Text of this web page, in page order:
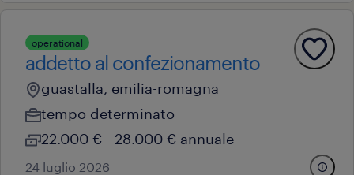
operational
addetto al confezionamento
guastalla, emilia-romagna
tempo determinato
22.000 € - 28.000 € annuale
24 luglio 2026